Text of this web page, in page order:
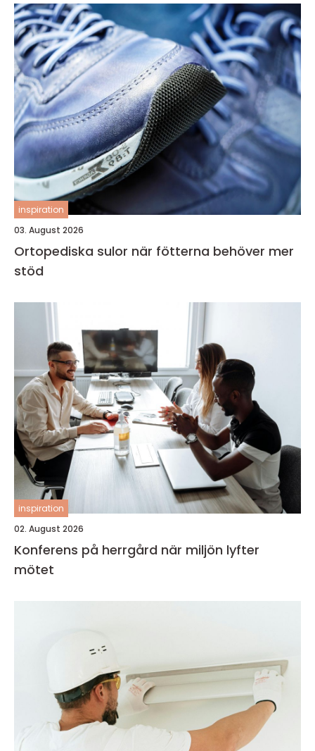
inspiration
03. August 2026
Ortopediska sulor när fötterna behöver mer
stöd
inspiration
02. August 2026
Konferens på herrgård när miljön lyfter
mötet